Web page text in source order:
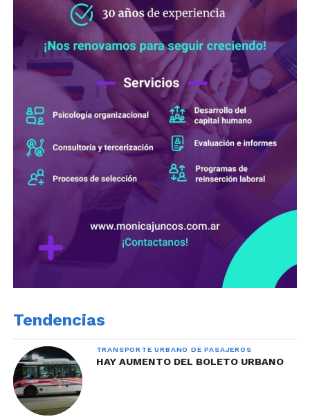
Tendencias
TRANSPORTE URBANO DE PASAJEROS
HAY AUMENTO DEL BOLETO URBANO